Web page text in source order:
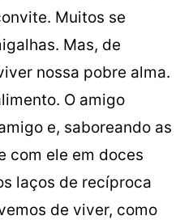
Muitos se
Mas, de
nossa pobre alma.
O amigo
e, saboreando as
com ele em doces
laços de recíproca
de viver, como